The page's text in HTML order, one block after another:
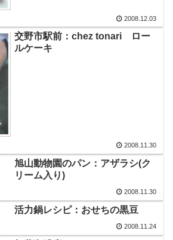
2008.12.03
交野市駅前：chez tonari ロー
ルケーキ
2008.11.30
旭山動物園のパン：アザラシ(ク
リーム入り)
2008.11.30
活力鍋レシピ：おせちの黒豆
2008.11.24